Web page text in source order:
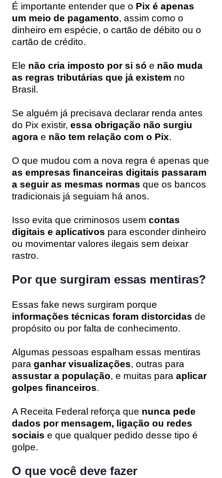
É importante entender que o Pix é apenas
um meio de pagamento, assim como o
dinheiro em espécie, o cartão de débito ou o
cartão de crédito.
Ele não cria imposto por si só e não muda
as regras tributárias que já existem no
Brasil.
Se alguém já precisava declarar renda antes
do Pix existir, essa obrigação não surgiu
agora e não tem relação com o Pix.
O que mudou com a nova regra é apenas que
as empresas financeiras digitais passaram
a seguir as mesmas normas que os bancos
tradicionais já seguiam há anos.
Isso evita que criminosos usem contas
digitais e aplicativos para esconder dinheiro
ou movimentar valores ilegais sem deixar
rastro.
Por que surgiram essas mentiras?
Essas fake news surgiram porque
informações técnicas foram distorcidas de
propósito ou por falta de conhecimento.
Algumas pessoas espalham essas mentiras
para ganhar visualizações, outras para
assustar a população, e muitas para aplicar
golpes financeiros.
A Receita Federal reforça que nunca pede
dados por mensagem, ligação ou redes
sociais e que qualquer pedido desse tipo é
golpe.
O que você deve fazer